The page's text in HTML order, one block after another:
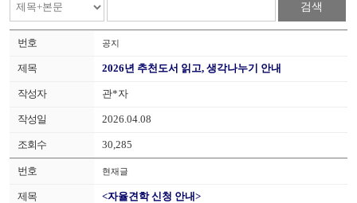
검색
공지
2026년 추천도서 읽고, 생각나누기 안내
관*자
2026.04.08
30,285
현재글
<자율견학 신청 안내>